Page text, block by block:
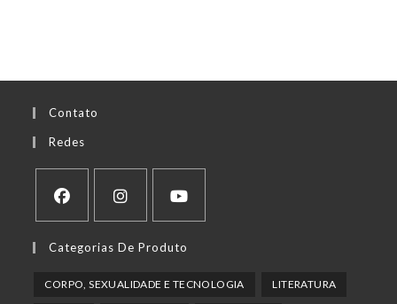
Contato
Redes
em
em
em
Categorias De Produto
CORPO, SEXUALIDADE E TECNOLOGIA LITERATURA